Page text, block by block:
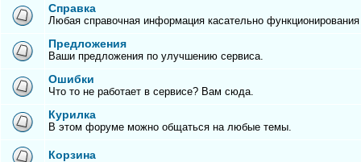
Справка
Любая справочная информация касательно
Предложения
Ваши предложения по улучшению сервиса.
Ошибки
Что то не работает в сервисе? Вам сюда.
Курилка
В этом форуме можно общаться на любые темы.
Корзина